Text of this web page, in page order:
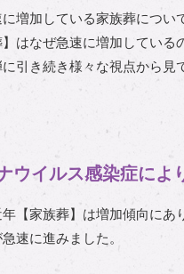
増加している家族葬につい
はなぜ急速に増加している
引き続き様々な視点から見
イルス感染症によ
【家族葬】は増加傾向に
速に進みました。